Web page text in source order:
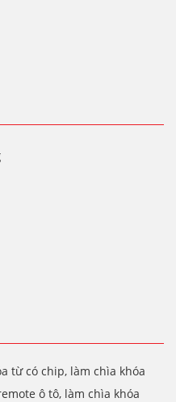
từ có chip, làm chìa khóa
ô tô, làm chìa khóa